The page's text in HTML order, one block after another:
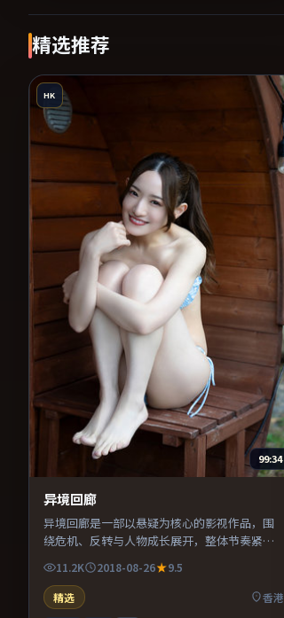
精选推荐
HK
99:34
异境回廊
异境回廊是一部以悬疑为核心的影视作品，围
绕危机、反转与人物成长展开，整体节奏紧
11.2K 2018-08-26
9.5
精选
香港